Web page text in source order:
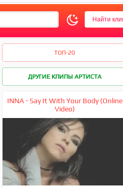
ТОП-20
ДРУГИЕ КЛИПЫ АРТИСТА
INNA - Say It With Your Body (Online
Video)